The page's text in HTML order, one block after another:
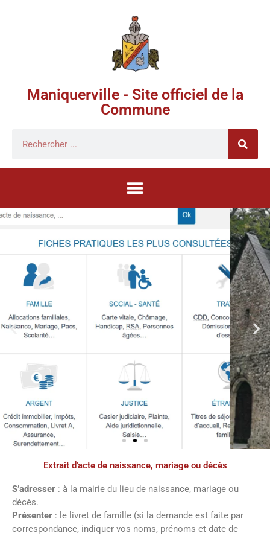
Maniquerville - Site officiel de la
Commune
Démarches
administratives
Faîtes vos démarches en ligne sur notre
site en cliquant sur le bouton ci-dessous
Extrait d'acte de naissance, mariage ou décès
S’adresser : à la mairie du lieu de naissance, mariage ou
décès.
Présenter : le livret de famille (si la demande est faite par
correspondance, indiquer vos noms, prénoms et date de